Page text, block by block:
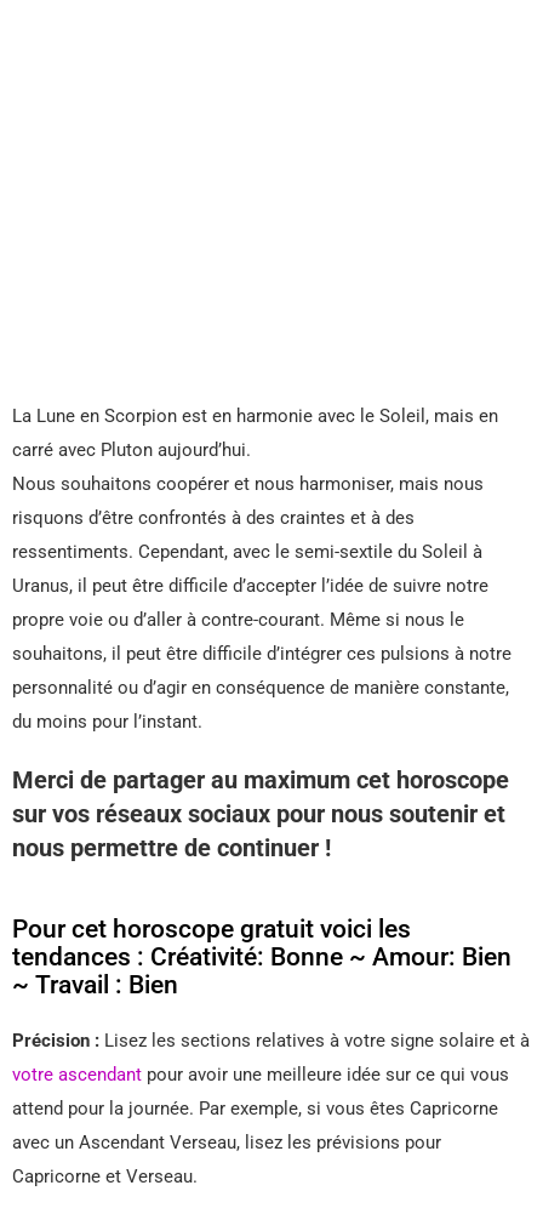
La Lune en Scorpion est en harmonie avec le Soleil, mais en
carré avec Pluton aujourd’hui.
Nous souhaitons coopérer et nous harmoniser, mais nous
risquons d’être confrontés à des craintes et à des
ressentiments. Cependant, avec le semi-sextile du Soleil à
Uranus, il peut être difficile d’accepter l’idée de suivre notre
propre voie ou d’aller à contre-courant. Même si nous le
souhaitons, il peut être difficile d’intégrer ces pulsions à notre
personnalité ou d’agir en conséquence de manière constante,
du moins pour l’instant.
Merci de partager au maximum cet horoscope
sur vos réseaux sociaux pour nous soutenir et
nous permettre de continuer !
Pour cet horoscope gratuit voici les
tendances : Créativité: Bonne ~ Amour: Bien
~ Travail : Bien
Précision : Lisez les sections relatives à votre signe solaire et à
votre ascendant pour avoir une meilleure idée sur ce qui vous
attend pour la journée. Par exemple, si vous êtes Capricorne
avec un Ascendant Verseau, lisez les prévisions pour
Capricorne et Verseau.